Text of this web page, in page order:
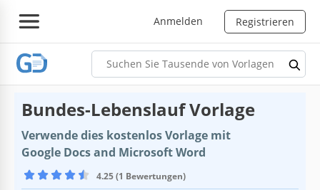
Anmelden Registrieren
Bundes-Lebenslauf Vorlage
Verwende dies kostenlos Vorlage mit
Google Docs and Microsoft Word
4.25 (1 Bewertungen)